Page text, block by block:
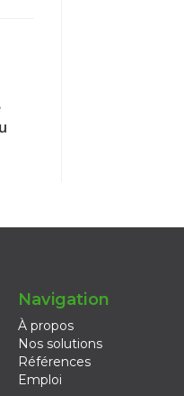
Navigation
À propos
Nos solutions
Références
Emploi